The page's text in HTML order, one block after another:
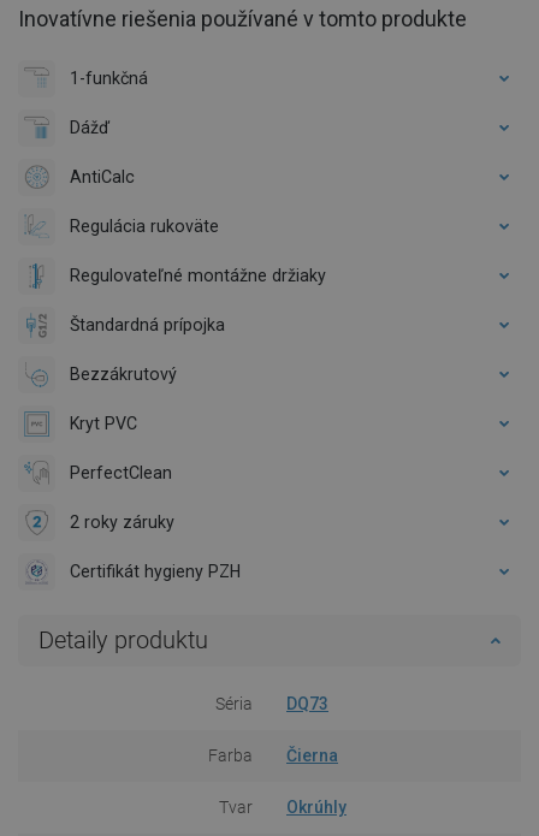
Inovatívne riešenia používané v tomto produkte
1-funkčná
Dážď
AntiCalc
Regulácia rukoväte
Regulovateľné montážne držiaky
Štandardná prípojka
Bezzákrutový
Kryt PVC
PerfectClean
2 roky záruky
Certifikát hygieny PZH
Detaily produktu
Séria DQ73
Farba Čierna
Tvar Okrúhly